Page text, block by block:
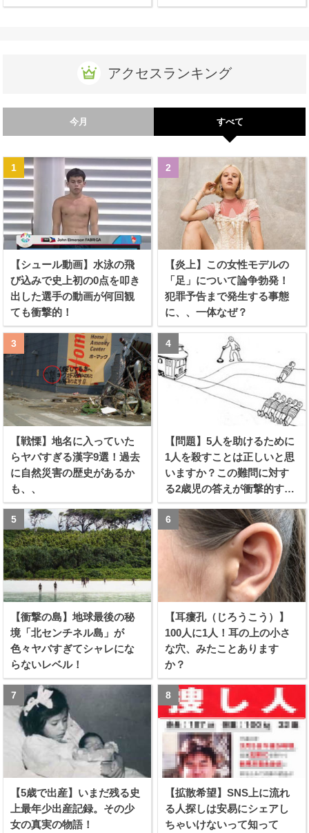
アクセスランキング
今月 すべて
【シュール動画】水泳の飛
び込みで史上初の0点を叩き
出した選手の動画が何回観
ても衝撃的！
【炎上】この女性モデルの
「足」について論争勃発！
犯罪予告まで発生する事態
に、、一体なぜ？
【戦慄】地名に入っていた
らヤバすぎる漢字9選！過去
に自然災害の歴史があるか
も、、
【問題】5人を助けるために
1人を殺すことは正しいと思
いますか？この難問に対す
る2歳児の答えが衝撃的すぎ
る！！
【衝撃の島】地球最後の秘
境「北センチネル島」が
色々ヤバすぎてシャレにな
らないレベル！
【耳瘻孔（じろうこう）】
100人に1人！耳の上の小さ
な穴、みたことあります
か？
【5歳で出産】いまだ残る史
上最年少出産記録。その少
女の真実の物語！
【拡散希望】SNS上に流れ
る人探しは安易にシェアし
ちゃいけないって知って